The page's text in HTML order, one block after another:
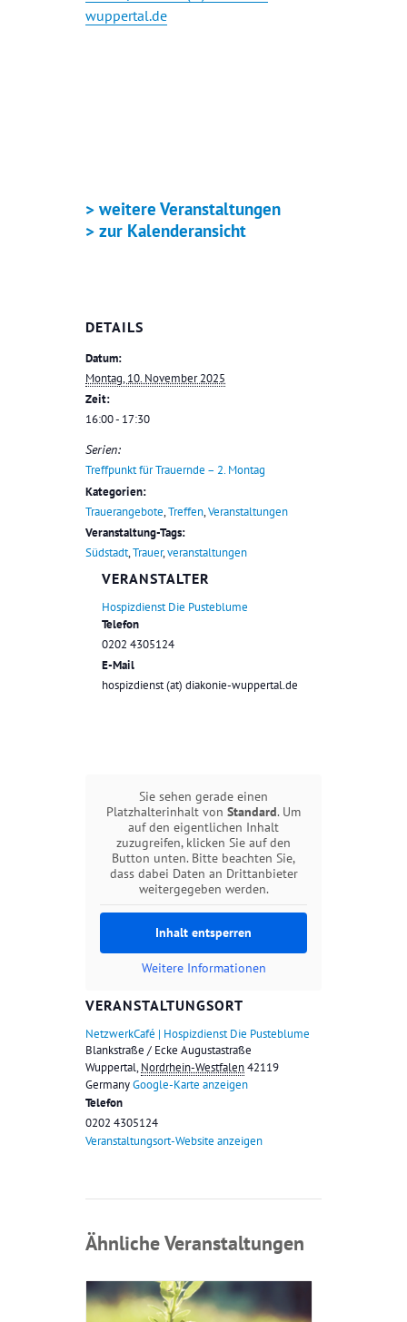
wuppertal.de
> weitere Veranstaltungen
> zur Kalenderansicht
DETAILS
Datum:
Montag, 10. November 2025
Zeit:
16:00 - 17:30
Serien:
Treffpunkt für Trauernde – 2. Montag
Kategorien:
Trauerangebote,Treffen,Veranstaltungen
Veranstaltung-Tags:
Südstadt,Trauer,veranstaltungen
VERANSTALTER
Hospizdienst Die Pusteblume
Telefon
0202 4305124
E-Mail
hospizdienst (at) diakonie-wuppertal.de
VERANSTALTUNGSORT
NetzwerkCafé | Hospizdienst Die Pusteblume
Blankstraße / Ecke Augustastraße
Wuppertal, Nordrhein-Westfalen42119
GermanyGoogle-Karte anzeigen
Telefon
0202 4305124
Veranstaltungsort-Website anzeigen
Sie sehen gerade einen
Platzhalterinhalt von Standard. Um
auf den eigentlichen Inhalt
zuzugreifen, klicken Sie auf den
Button unten. Bitte beachten Sie,
dass dabei Daten an Drittanbieter
weitergegeben werden.
Inhalt entsperren
Weitere Informationen
Ähnliche Veranstaltungen